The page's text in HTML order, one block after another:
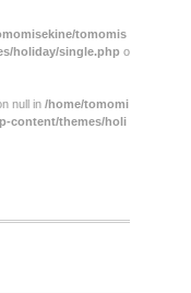
tomomis
holiday/single.php o
null in /home/tomomi
content/themes/holi